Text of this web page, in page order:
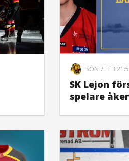
SÖN 7 FEB
SK Lejon
spelare